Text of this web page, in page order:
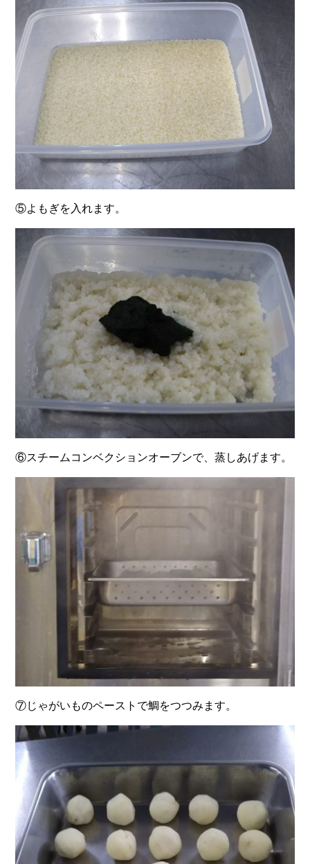
⑤よもぎを入れます。
⑥スチームコンベクションオーブンで、蒸しあげます。
⑦じゃがいものペーストで鯛をつつみます。